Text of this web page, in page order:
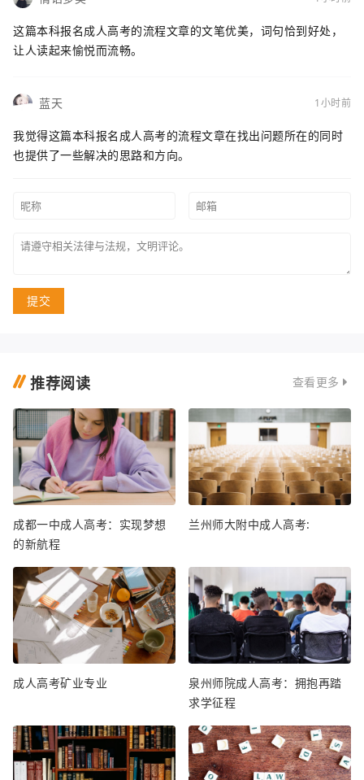
这篇本科报名成人高考的流程文章的文笔优美，词句恰到好处，
让人读起来愉悦而流畅。
蓝天 1小时前
我觉得这篇本科报名成人高考的流程文章在找出问题所在的同时
也提供了一些解决的思路和方向。
提交
推荐阅读 查看更多
成都一中成人高考：实现梦想
的新航程
兰州师大附中成人高考:
成人高考矿业专业
泉州师院成人高考：拥抱再踏
求学征程